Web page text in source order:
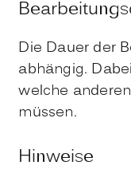
Die Dauer der
abhängig.
welche
müssen.
Hinweise